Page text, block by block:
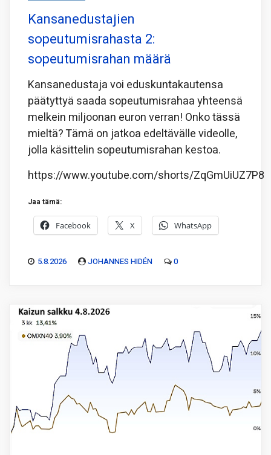
Kansanedustajien
sopeutumisrahasta 2:
sopeutumisrahan määrä
Kansanedustaja voi eduskuntakautensa
päätyttyä saada sopeutumisrahaa yhteensä
melkein miljoonan euron verran! Onko tässä
mieltä? Tämä on jatkoa edeltävälle videolle,
jolla käsittelin sopeutumisrahan kestoa.
https://www.youtube.com/shorts/ZqGmUiUZ7P8
Jaa tämä:
Facebook X WhatsApp
5.8.2026 JOHANNES HIDÉN 0